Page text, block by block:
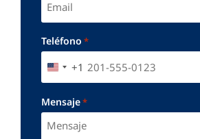
Teléfono *
UNITED STATES +1
+1
Mensaje*